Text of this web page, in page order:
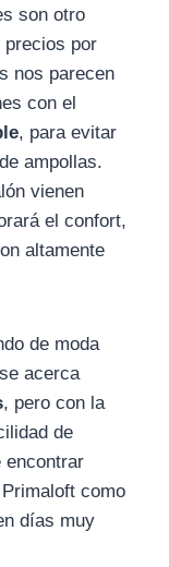
son otro
precios por
nos parecen
con el
, para evitar
ampollas.
vienen
el confort,
altamente
de moda
acerca
, pero con la
de
encontrar
como
días muy